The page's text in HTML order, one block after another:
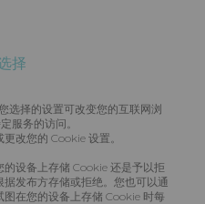
择
选择的设置可改变您的互联网浏
服务的访问。
改您的 Cookie 设置。
设备上存储 Cookie 还是予以拒
发布方存储或拒绝。您也可以通
在您的设备上存储 Cookie 时每